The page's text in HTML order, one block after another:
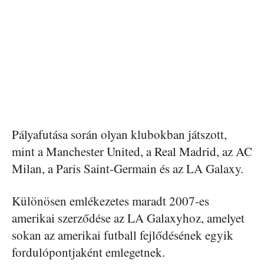
Pályafutása során olyan klubokban játszott,
mint a Manchester United, a Real Madrid, az AC
Milan, a Paris Saint-Germain és az LA Galaxy.
Különösen emlékezetes maradt 2007-es
amerikai szerződése az LA Galaxyhoz, amelyet
sokan az amerikai futball fejlődésének egyik
fordulópontjaként emlegetnek.